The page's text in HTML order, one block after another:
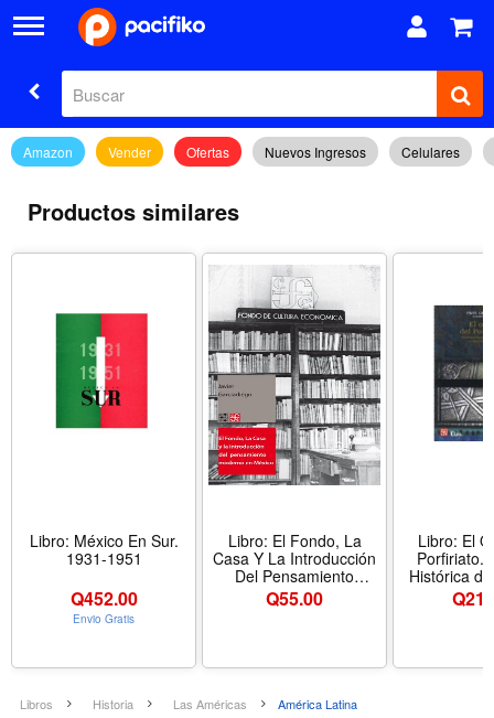
Amazon Vender Ofertas Nuevos Ingresos Celulares
Productos similares
Libro: México En Sur.
1931-1951
Q452.00
Envio Gratis
Libro: El Fondo, La
Casa Y La Introducción
Del Pensamiento
Moderno De México
Q55.00
Libro: El
Porfiriato.
Histórica
en México
Q
Libros Historia Las Américas América Latina